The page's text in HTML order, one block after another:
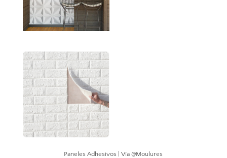
Paneles Adhesivos | Vía @Moulures